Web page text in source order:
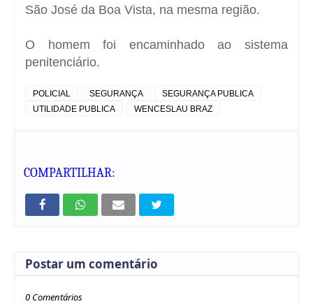
São José da Boa Vista, na mesma região.
O homem foi encaminhado ao sistema
penitenciário.
POLICIAL SEGURANÇA
SEGURANÇA PUBLICA
UTILIDADE PUBLICA
WENCESLAU BRAZ
COMPARTILHAR:
Postar um comentário
0 Comentários